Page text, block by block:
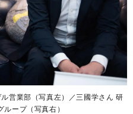
営業部（写真左）／三國学さん 研
ープ（写真右）